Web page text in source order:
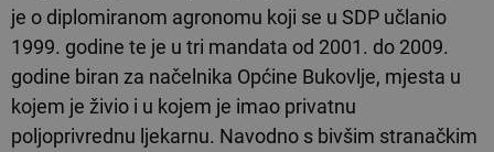
je o diplomiranom agronomu koji se u SDP učlanio
1999. godine te je u tri mandata od 2001. do 2009.
godine biran za načelnika Općine Bukovlje, mjesta u
kojem je živio i u kojem je imao privatnu
poljoprivrednu ljekarnu. Navodno s bivšim stranačkim